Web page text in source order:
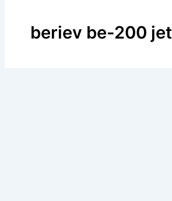
beriev be-200 jet